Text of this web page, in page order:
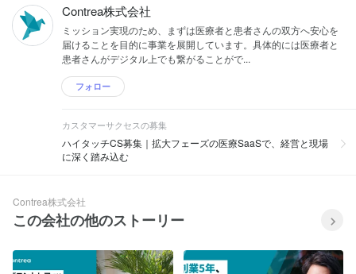
Contrea株式会社
ミッション実現のため、まずは医療者と患者さんの双方へ安心を
届けることを目的に事業を展開しています。具体的には医療者と
患者さんがデジタル上でも繋がることがで...
フォロー
カスタマーサクセスの募集
ハイタッチCS募集｜拡大フェーズの医療SaaSで、経営と現場
に深く踏み込む
Contrea株式会社
この会社の他のストーリー